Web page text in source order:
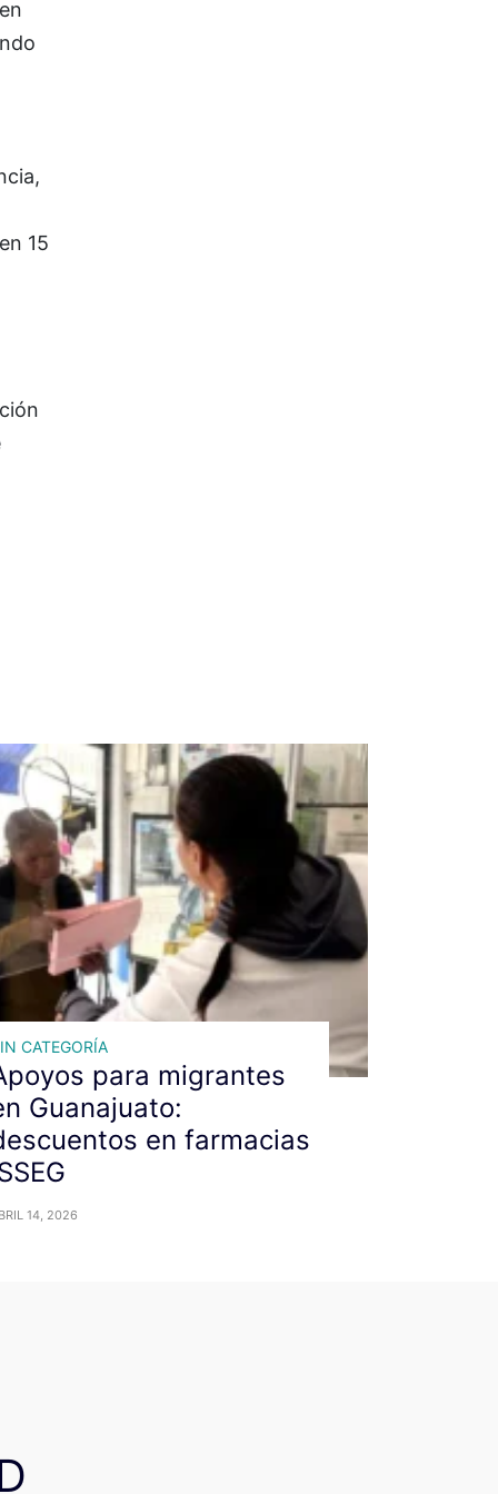
15
CATEGORÍA
para migrantes
Guanajuato:
en farmacias
14, 2026